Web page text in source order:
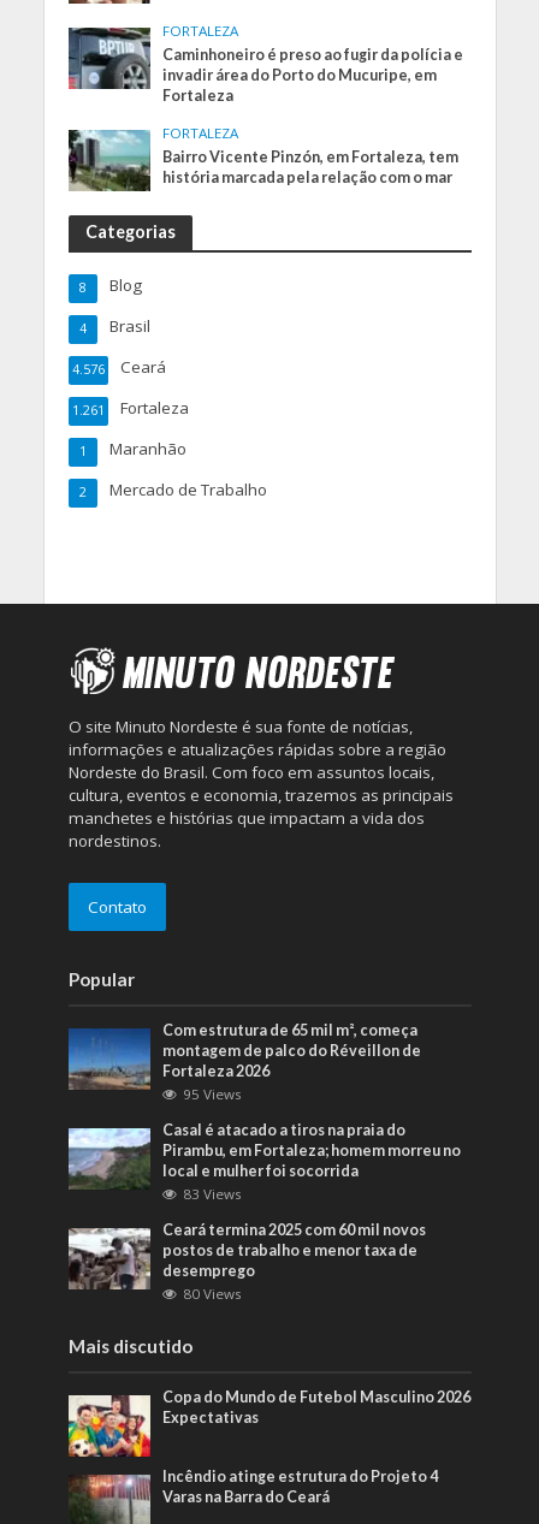
FORTALEZA
Caminhoneiro é preso ao fugir da polícia e
invadir área do Porto do Mucuripe, em
Fortaleza
FORTALEZA
Bairro Vicente Pinzón, em Fortaleza, tem
história marcada pela relação com o mar
Categorias
Blog
8
Brasil
4
Ceará
4.576
Fortaleza
1.261
Maranhão
1
Mercado de Trabalho
2
O site Minuto Nordeste é sua fonte de notícias,
informações e atualizações rápidas sobre a região
Nordeste do Brasil. Com foco em assuntos locais,
cultura, eventos e economia, trazemos as principais
manchetes e histórias que impactam a vida dos
nordestinos.
Contato
Popular
Com estrutura de 65 mil m², começa
montagem de palco do Réveillon de
Fortaleza 2026
95 Views
Casal é atacado a tiros na praia do
Pirambu, em Fortaleza; homem morreu no
local e mulher foi socorrida
83 Views
Ceará termina 2025 com 60 mil novos
postos de trabalho e menor taxa de
desemprego
80 Views
Mais discutido
Copa do Mundo de Futebol Masculino 2026
Expectativas
Incêndio atinge estrutura do Projeto 4
Varas na Barra do Ceará